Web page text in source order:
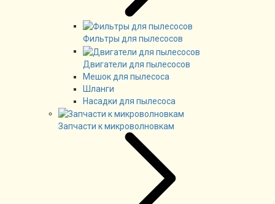
Фильтры для пылесосов
Двигатели для пылесосов
Мешок для пылесоса
Шланги
Насадки для пылесоса
Запчасти к микроволновкам